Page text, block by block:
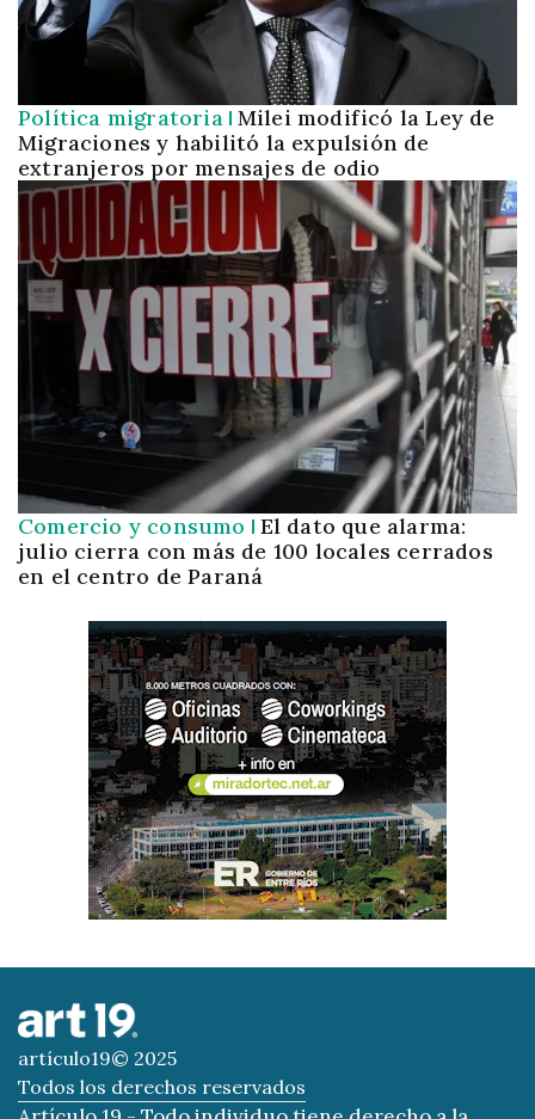
Política migratoria Milei modificó la Ley de
Migraciones y habilitó la expulsión de
extranjeros por mensajes de odio
Comercio y consumo
El dato que alarma:
julio cierra con más de 100 locales cerrados
en el centro de Paraná
artículo19© 2025
Todos los derechos reservados